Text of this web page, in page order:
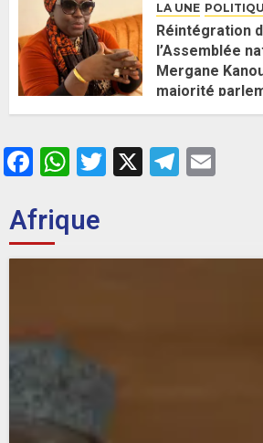
LA UNE
Réintégration
l’Assemblée
Mergane
majorité
26 MAI 2026
Facebook
WhatsApp
Twitter
X
Afrique